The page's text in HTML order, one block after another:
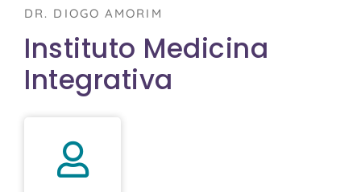
DR. DIOGO AMORIM
Instituto Medicina
Integrativa